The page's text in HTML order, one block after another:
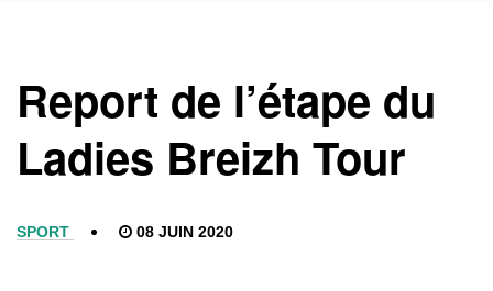
Report de l’étape du
Ladies Breizh Tour
SPORT 08 JUIN 2020